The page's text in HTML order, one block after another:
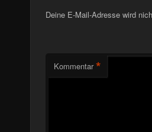
Deine E-Mail-Adresse wird
Kommentar *